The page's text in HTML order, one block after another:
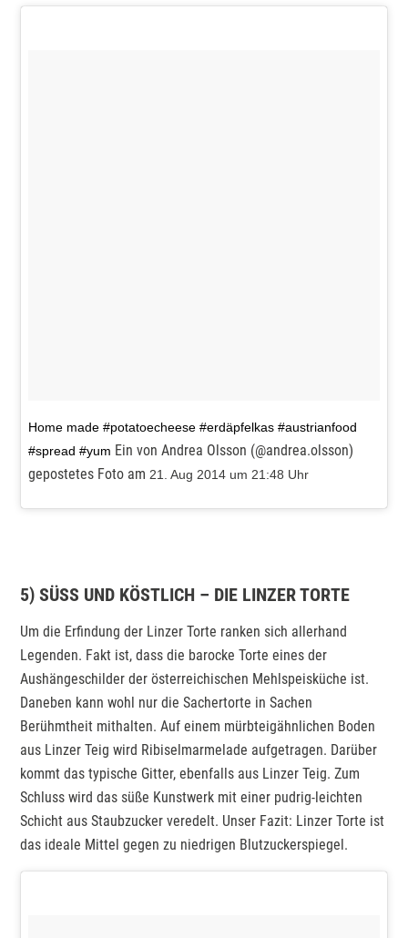
Home made #potatoecheese #erdäpfelkas #austrianfood
#spread #yum Ein von Andrea Olsson (@andrea.olsson)
gepostetes Foto am21. Aug 2014 um 21:48 Uhr
5) SÜSS UND KÖSTLICH – DIE LINZER TORTE
Um die Erfindung der Linzer Torte ranken sich allerhand
Legenden. Fakt ist, dass die barocke Torte eines der
Aushängeschilder der österreichischen Mehlspeisküche ist.
Daneben kann wohl nur die Sachertorte in Sachen
Berühmtheit mithalten. Auf einem mürbteigähnlichen Boden
aus Linzer Teig wird Ribiselmarmelade aufgetragen. Darüber
kommt das typische Gitter, ebenfalls aus Linzer Teig. Zum
Schluss wird das süße Kunstwerk mit einer pudrig-leichten
Schicht aus Staubzucker veredelt. Unser Fazit: Linzer Torte ist
das ideale Mittel gegen zu niedrigen Blutzuckerspiegel.